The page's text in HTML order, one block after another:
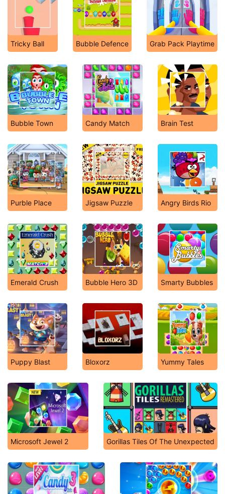
Tricky Ball Bubble Defence Grab Pack Playtime
Bubble Town Candy Match Brain Test
Purble Place Jigsaw Puzzle Angry Birds Rio
Emerald Crush Bubble Hero 3D Smarty Bubbles
Puppy Blast Bloxorz Yummy Tales
Microsoft Jewel 2 Gorillas Tiles Of The Unexpected